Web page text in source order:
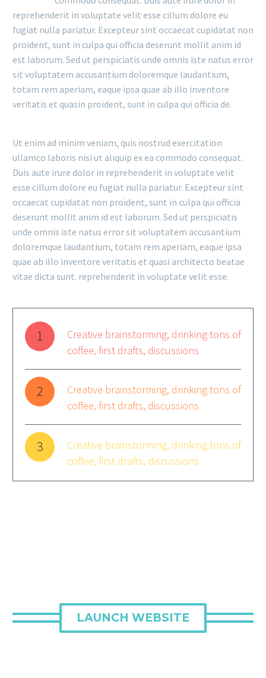
reprehenderit in voluptate velit esse cillum dolore eu
fugiat nulla pariatur. Excepteur sint occaecat cupidatat non
proident, sunt in culpa qui officia deserunt mollit anim id
est laborum. Sed ut perspiciatis unde omnis iste natus error
sit voluptatem accusantium doloremque laudantium,
totam rem aperiam, eaque ipsa quae ab illo inventore
veritatis et quasin proident, sunt in culpa qui officia de.
Ut enim ad minim veniam, quis nostrud exercitation
ullamco laboris nisi ut aliquip ex ea commodo consequat.
Duis aute irure dolor in reprehenderit in voluptate velit
esse cillum dolore eu fugiat nulla pariatur. Excepteur sint
occaecat cupidatat non proident, sunt in culpa qui officia
deserunt mollit anim id est laborum. Sed ut perspiciatis
unde omnis iste natus error sit voluptatem accusantium
doloremque laudantium, totam rem aperiam, eaque ipsa
quae ab illo inventore veritatis et quasi architecto beatae
vitae dicta sunt. reprehenderit in voluptate velit esse.
1
Creative brainstorming, drinking tons of
coffee, first drafts, discussions
2
Creative brainstorming, drinking tons of
coffee, first drafts, discussions
3
Creative brainstorming, drinking tons of
coffee, first drafts, discussions
LAUNCH WEBSITE